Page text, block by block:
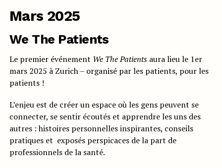
Mars 2025
We The Patients
Le premier événement We The Patientsaura lieu le 1er
mars 2025 à Zurich – organisé par les patients, pour les
patients !
L’enjeu est de créer un espace où les gens peuvent se
connecter, se sentir écoutés et apprendre les uns des
autres : histoires personnelles inspirantes, conseils
pratiques et exposés perspicaces de la part de
professionnels de la santé.